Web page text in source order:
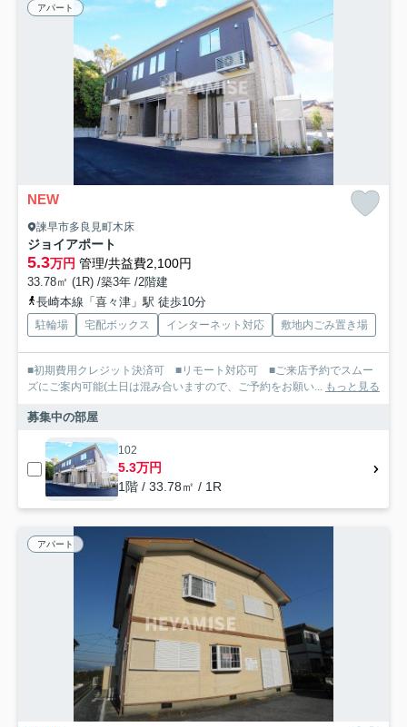
アパート
NEW
諫早市多良見町木床
ジョイアポート
5.3万円 管理/共益費2,100円
33.78㎡ (1R) /築3年 /2階建
長崎本線「喜々津」駅 徒歩10分
駐輪場 宅配ボックス インターネット対応 敷地内ごみ置き場
■初期費用クレジット決済可 ■リモート対応可 ■ご来店予約でスムー
ズにご案内可能(土日は混み合いますので、ご予約をお願い... もっと見る
募集中の部屋
102
5.3万円
1階 / 33.78㎡ / 1R
アパート